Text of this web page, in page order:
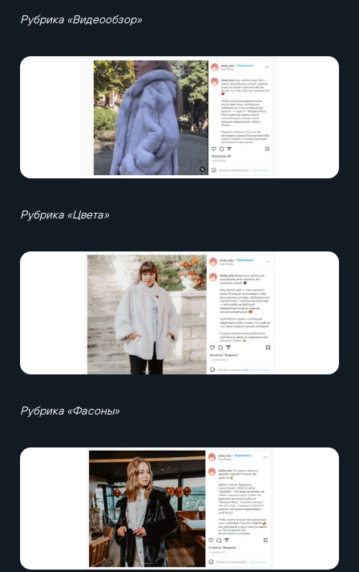
Рубрика «Видеообзор»
Рубрика «Цвета»
Рубрика «Фасоны»